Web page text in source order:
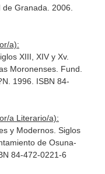
Granada. 2006.
a):
XIII, XIV y Xv.
Moronenses. Fund.
1996. ISBN 84-
a Literario/a):
y Modernos. Siglos
de Osuna-
84-472-0221-6